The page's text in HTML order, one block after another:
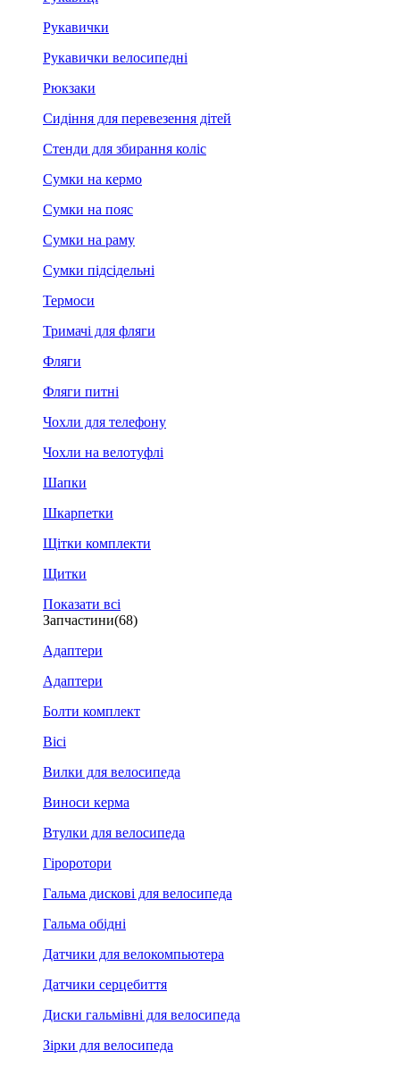
Рукавички
Рукавички велосипедні
Рюкзаки
Сидіння для перевезення дітей
Стенди для збирання коліс
Сумки на кермо
Сумки на пояс
Сумки на раму
Сумки підсідельні
Термоси
Тримачі для фляги
Фляги
Фляги питні
Чохли для телефону
Чохли на велотуфлі
Шапки
Шкарпетки
Щітки комплекти
Щитки
Показати всі
Запчастини(68)
Адаптери
Адаптери
Болти комплект
Вісі
Вилки для велосипеда
Виноси керма
Втулки для велосипеда
Гіроротори
Гальма дискові для велосипеда
Гальма обідні
Датчики для велокомпьютера
Датчики серцебиття
Диски гальмівні для велосипеда
Зірки для велосипеда